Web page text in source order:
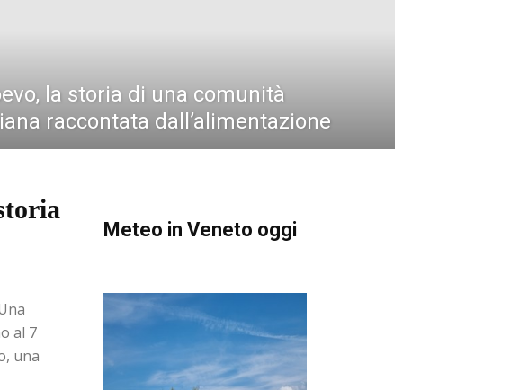
la storia di una comunità
raccontata dall’alimentazione
al 7
una
Meteo in Veneto oggi